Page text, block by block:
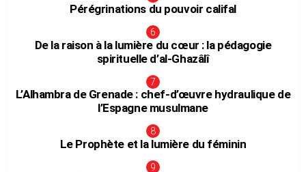
Pérégrinations du pouvoir califal
De la raison à la lumière du cœur : la pédagogie
spirituelle d’al-Ghazâlî
L’Alhambra de Grenade : chef-d’œuvre hydraulique de
l’Espagne musulmane
Le Prophète et la lumière du féminin